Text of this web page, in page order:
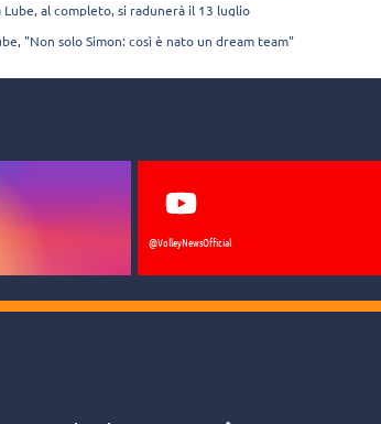
Lube, al completo, si radunerà il 13 luglio
"Non solo Simon: così è nato un dream team"
@VolleyNewsOfficial